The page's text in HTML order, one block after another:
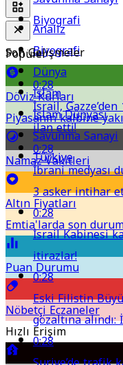
Popüler
Döviz Kurları
Piyasanın kalbine
Namaz Vakitleri
Altın Fiyatları
Emtia'larda son
Puan Durumu
Nöbetçi Eczaneler
Hızlı Erişim
Analiz
Biyografi
Dünya
İslam
İslam Dünyası
Savunma Sanayi
Türkiye
Biyografi
Son Gelişmeler
0:28
İsrail, Gazze’den
ilan etti!
0:28
İbrani medyası
3 asker intihar
0:28
İsrail Kabinesi
itirazlar!
0:28
Eski Filistin
gözaltına
0:28